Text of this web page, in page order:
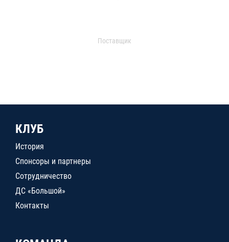
Поставщик
КЛУБ
История
Спонсоры и партнеры
Сотрудничество
ДС «Большой»
Контакты